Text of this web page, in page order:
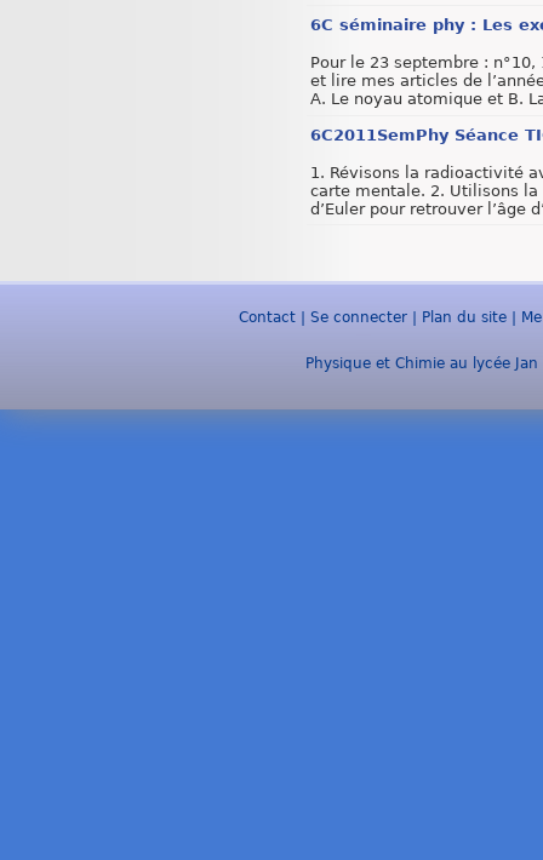
6C séminaire phy : Les
Pour le 23 septembre : n°10,
et lire mes articles de
A. Le noyau atomique et B.
6C2011SemPhy Séance
1. Révisons la radioactivité
carte mentale. 2. Utilisons la
d’Euler pour retrouver l’âge
Contact | Se connecter | Plan du site |
Physique et Chimie au lycée